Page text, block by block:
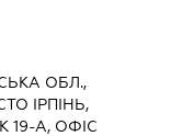
ОБЛ.,
ІРПІНЬ,
19-А, ОФІС